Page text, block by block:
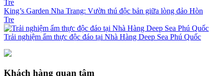
King’s Garden Nha Trang: Vườn thú độc bản giữa lòng đảo Hòn
Tre
Trải nghiệm ẩm thực độc đáo tại Nhà Hàng Deep Sea Phú Quốc
Khách hàng quan tâm